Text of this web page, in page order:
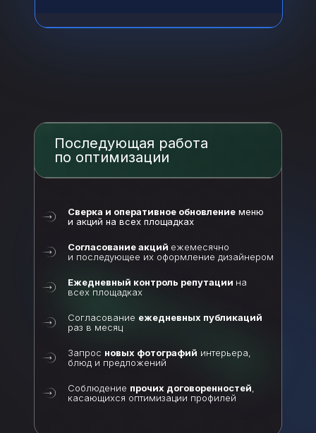
Сверка и оперативное обновление меню
и акций на всех площадках
Согласование ежедневных публикаций
раз в месяц
Согласование акций ежемесячно
и последующее их оформление дизайнером
Запрос новых фотографий интерьера,
блюд и предложений
Ежедневный контроль репутации на
всех площадках
Соблюдение прочих договоренностей
касающихся оптимизации профилей
Последующая работа
по оптимизации